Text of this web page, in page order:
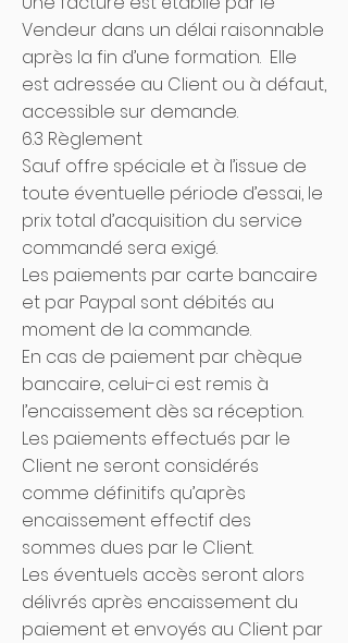
Vendeur dans un délai raisonnable
après la fin d’une formation. Elle
est adressée au Client ou à défaut,
accessible sur demande.
6.3 Règlement
Sauf offre spéciale et à l’issue de
toute éventuelle période d’essai, le
prix total d’acquisition du service
commandé sera exigé.
Les paiements par carte bancaire
et par Paypal sont débités au
moment de la commande.
En cas de paiement par chèque
bancaire, celui-ci est remis à
l’encaissement dès sa réception.
Les paiements effectués par le
Client ne seront considérés
comme définitifs qu’après
encaissement effectif des
sommes dues par le Client.
Les éventuels accès seront alors
délivrés après encaissement du
paiement et envoyés au Client par